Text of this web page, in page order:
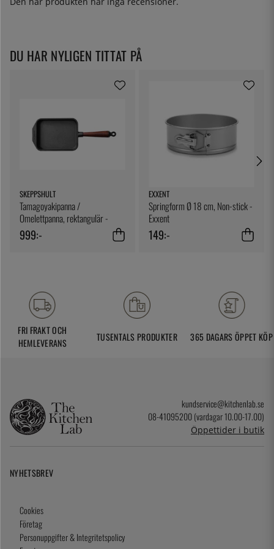
DU HAR NYLIGEN TITTAT PÅ
SKEPPSHULT
Tamagoyakipanna /
Omelettpanna, rektangulär -
Skeppshult
999:-
EXXENT
Springform Ø 18 cm, Non-stick -
Exxent
149:-
FRI FRAKT OCH
HEMLEVERANS
TUSENTALS PRODUKTER 365 DAGARS ÖPPET KÖP
kundservice@kitchenlab.se
08-41095200 (vardagar 10.00-17.00)
Öppettider i butik
NYHETSBREV
Cookies
Företag
Personuppgifter & Integritetspolicy